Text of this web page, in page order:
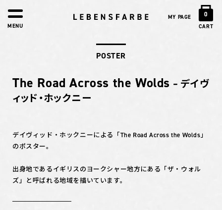
MY PAGE 0
CART
MENU
POSTER
The Road Across the Wolds – デイヴ
ィッド・ホックニー
デイヴィッド・ホックニーによる「The Road Across the Wolds」
のポスター。
出身地であるイギリスのヨークシャー地方にある「ザ・ウォル
ズ」と呼ばれる地域を描いています。